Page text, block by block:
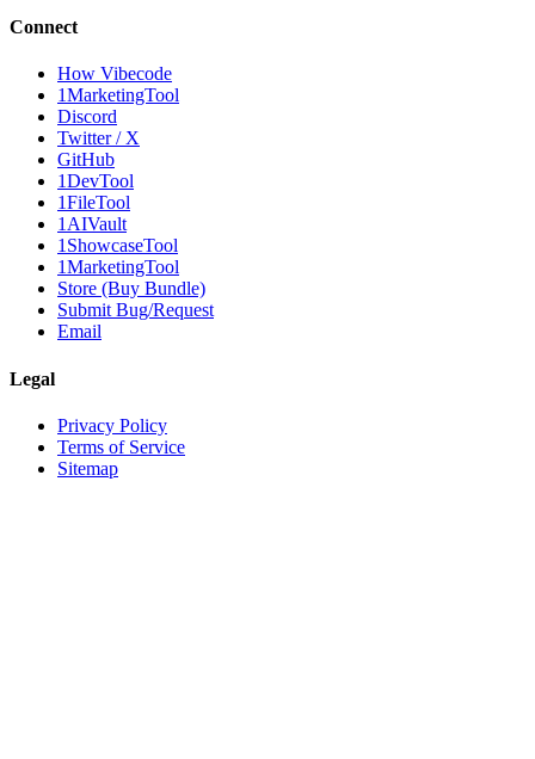
Connect
How Vibecode
1MarketingTool
Discord
Twitter / X
GitHub
1DevTool
1FileTool
1AIVault
1ShowcaseTool
1MarketingTool
Store (Buy Bundle)
Submit Bug/Request
Email
Legal
Privacy Policy
Terms of Service
Sitemap